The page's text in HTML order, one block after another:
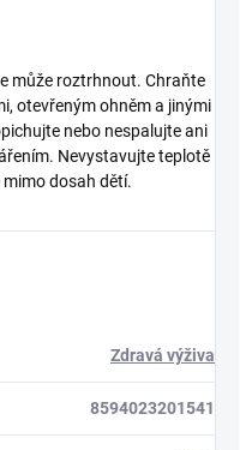
může roztrhnout. Chraňte
otevřeným ohněm a jinými
nebo nespalujte ani
Nevystavujte teplotě
mimo dosah dětí.
Zdravá výživa
8594023201541